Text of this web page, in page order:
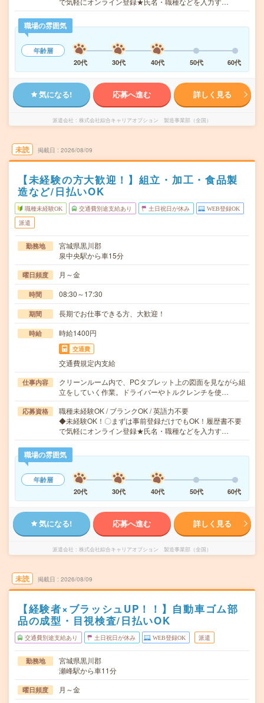
職場の雰囲気
年齢層
20代
30代 40代 50代 60代
気になる! 応募へ進む 詳しく見る
派遣会社 株式会社綜合キャリアオプション 製造事業部（全国）
未読 掲載日 2026/08/09
【未経験の方大歓迎！】組立・加工・食品製
造など/日払いOK
職種未経験OK 交通費別途支給あり 土日祝日が休み WEB登録OK
派遣
勤務地
宮城県黒川郡
泉中央駅から車15分
曜日頻度 月～金
時間 08:30～17:30
期間 長期でお仕事できる方、大歓迎！
時給 時給1400円
交通費
交通費規定内支給
仕事内容
クリーンルーム内で、PCタブレット上の図面を見ながら組
立をしていく作業。ドライバーやトルクレンチを使…
応募資格
職種未経験OK / ブランクOK / 英語力不要
◆未経験OK！〇まずは事前登録だけでもOK！履歴書不要
で気軽にオンライン登録★氏名・職種などを入力す…
職場の雰囲気
年齢層
20代
30代 40代 50代 60代
気になる! 応募へ進む 詳しく見る
派遣会社 株式会社綜合キャリアオプション 製造事業部（全国）
未読 掲載日 2026/08/09
【経験者×ブラッシュUP！！】自動車ゴム部
品の成型・目視検査/日払いOK
交通費別途支給あり 土日祝日が休み WEB登録OK 派遣
勤務地
宮城県黒川郡
瀬峰駅から車11分
曜日頻度 月～金